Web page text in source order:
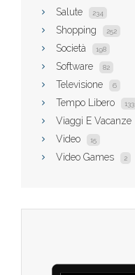
Salute 234
Shopping 252
Società 198
Software 82
Televisione 6
Tempo Libero 133
Viaggi E Vacanze
Video 15
Video Games 2